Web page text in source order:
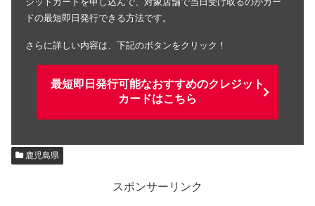
ドの最短即日発行できる方法です。
さらに詳しい内容は、下記のボタンをクリック！
最短即日発行可能なおすすめのクレジット
カードはこちら
鹿児島県
スポンサーリンク